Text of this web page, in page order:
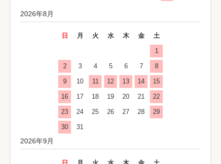
2026年8月
日 月 火 水 木 金 土
1
2 3 4 5 6 7 8
9 10 11 12 13 14 15
16 17 18 19 20 21 22
23 24 25 26 27 28 29
30 31
2026年9月